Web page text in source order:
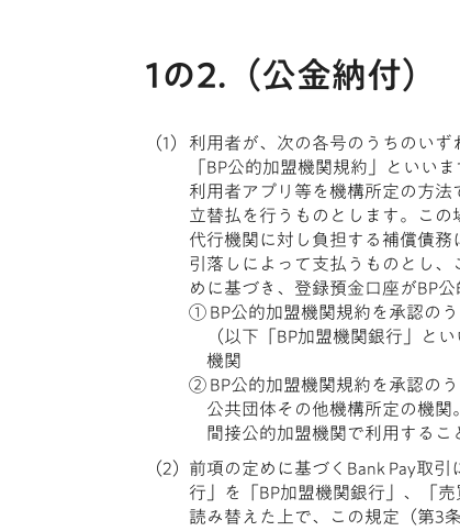
1の2.（公金納付）
利用者が、次の各号のうちのいず
「BP公的加盟機関規約」といい
利用者アプリ等を機構所定の方法
立替払を行うものとします。こ
代行機関に対し負担する補償債
引落しによって支払うものとし、
めに基づき、登録預金口座がBP
① BP公的加盟機関規約を承認の
（以下「BP加盟機関銀行」と
機関
② BP公的加盟機関規約を承認の
公共団体その他機構所定の機関
間接公的加盟機関で利用するこ
前項の定めに基づくBank Pay取
行」を「BP加盟機関銀行」、「
読み替えた上で、この規定（第3